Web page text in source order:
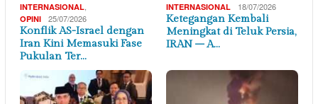
INTERNASIONAL
OPINI 25/07/2026
Konflik AS-Israel dengan
Iran Kini Memasuki Fase
Pukulan Ter…
INTERNASIONAL 18/07/2026
Ketegangan Kembali
Meningkat di Teluk Persia,
IRAN – A…